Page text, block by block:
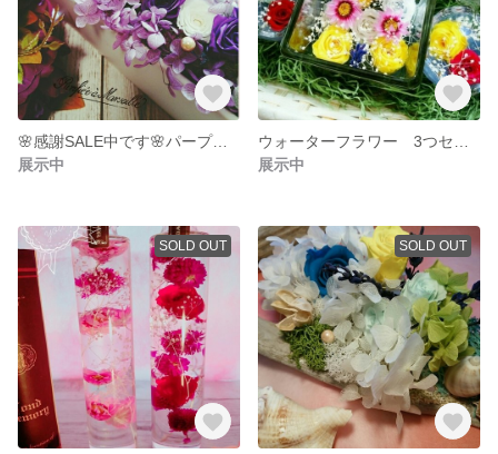
🌸感謝SALE中です🌸パープルフラワー
展示中
展示中
SOLD OUT SOLD OUT